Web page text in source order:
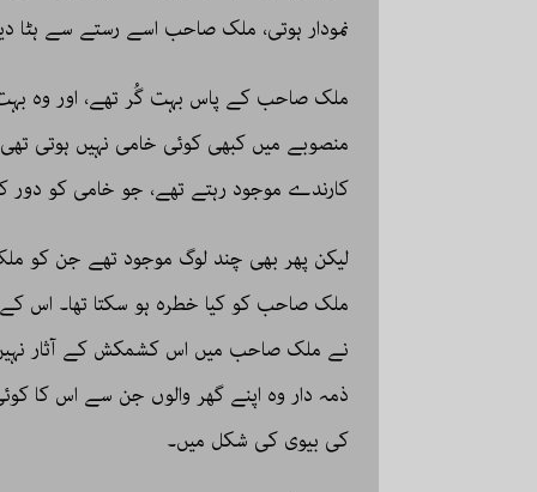
نمودار ہوتی، ملک صاحب اسے رستے سے ہٹا
ملک صاحب کے پاس بہت گُر تھے، اور وہ
منصوبے میں کبھی کوئی خامی نہیں ہوتی
کارندے موجود رہتے تھے، جو خامی کو دور
لیکن پھر بھی چند لوگ موجود تھے جن کو
ملک صاحب کو کیا خطرہ ہو سکتا تھا۔ اس
نے ملک صاحب میں اس کشمکش کے آثار
ذمہ دار وہ اپنے گھر والوں جن سے اس کا
کی بیوی کی شکل میں۔